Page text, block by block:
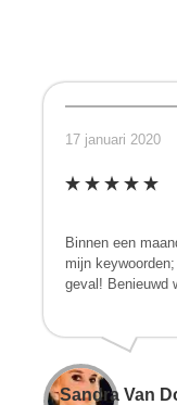
17 januari 2020
Binnen een
mijn
geval! Benieuwd
Sandra Van